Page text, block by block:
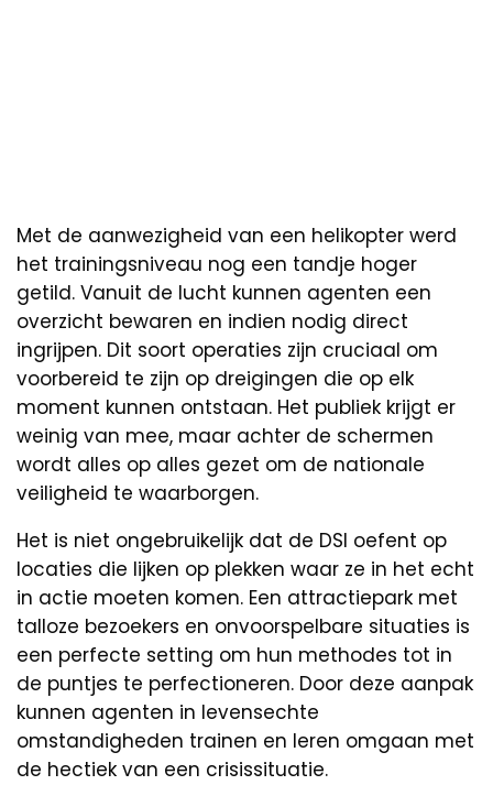
Met de aanwezigheid van een helikopter werd
het trainingsniveau nog een tandje hoger
getild. Vanuit de lucht kunnen agenten een
overzicht bewaren en indien nodig direct
ingrijpen. Dit soort operaties zijn cruciaal om
voorbereid te zijn op dreigingen die op elk
moment kunnen ontstaan. Het publiek krijgt er
weinig van mee, maar achter de schermen
wordt alles op alles gezet om de nationale
veiligheid te waarborgen.
Het is niet ongebruikelijk dat de DSI oefent op
locaties die lijken op plekken waar ze in het echt
in actie moeten komen. Een attractiepark met
talloze bezoekers en onvoorspelbare situaties is
een perfecte setting om hun methodes tot in
de puntjes te perfectioneren. Door deze aanpak
kunnen agenten in levensechte
omstandigheden trainen en leren omgaan met
de hectiek van een crisissituatie.